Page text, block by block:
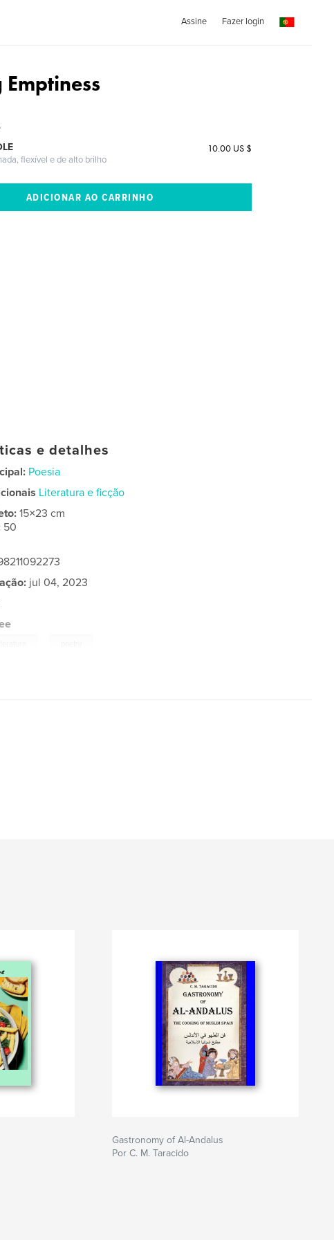
Assine Fazer login
flexível e de alto brilho
10.00 US $
e detalhes
Poesia
Literatura e ficção
15×23 cm
50
jul 04, 2023
Gastronomy of Al-Andalus
Por C. M. Taracido